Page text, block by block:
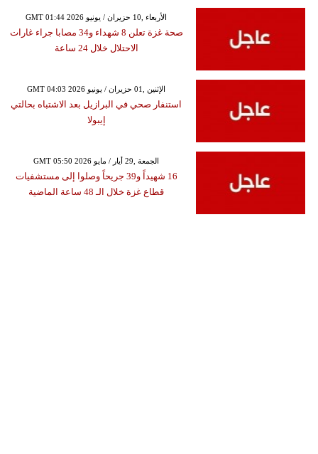
GMT 01:44 2026 الأربعاء ,10 حزيران / يونيو
صحة غزة تعلن 8 شهداء و34 مصابا جراء غارات
الاحتلال خلال 24 ساعة
GMT 04:03 2026 الإثنين ,01 حزيران / يونيو
استنفار صحي في البرازيل بعد الاشتباه بحالتي
إيبولا
GMT 05:50 2026 الجمعة ,29 أيار / مايو
16 شهيداً و39 جريحاً وصلوا إلى مستشفيات
قطاع غزة خلال الـ 48 ساعة الماضية